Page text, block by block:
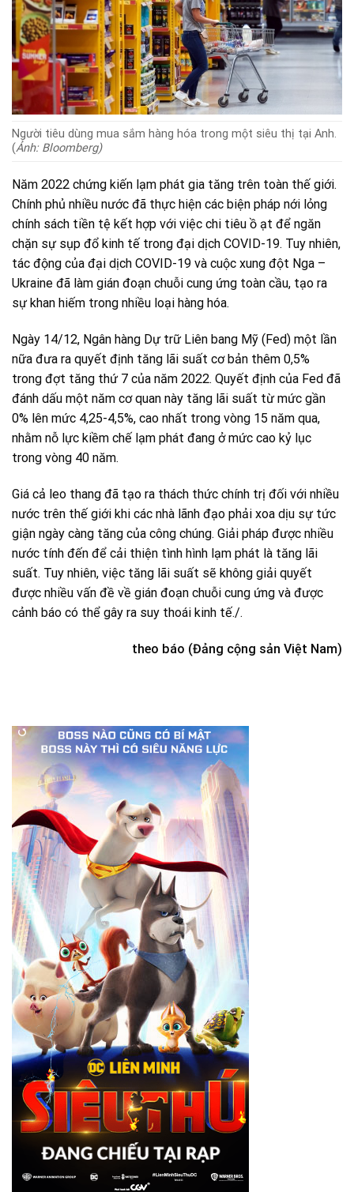
Người tiêu dùng mua sắm hàng hóa trong một siêu thị tại Anh.
(Ảnh: Bloomberg)
Năm 2022 chứng kiến lạm phát gia tăng trên toàn thế giới.
Chính phủ nhiều nước đã thực hiện các biện pháp nới lỏng
chính sách tiền tệ kết hợp với việc chi tiêu ồ ạt để ngăn
chặn sự sụp đổ kinh tế trong đại dịch COVID-19. Tuy nhiên,
tác động của đại dịch COVID-19 và cuộc xung đột Nga –
Ukraine đã làm gián đoạn chuỗi cung ứng toàn cầu, tạo ra
sự khan hiếm trong nhiều loại hàng hóa.
Ngày 14/12, Ngân hàng Dự trữ Liên bang Mỹ (Fed) một lần
nữa đưa ra quyết định tăng lãi suất cơ bản thêm 0,5%
trong đợt tăng thứ 7 của năm 2022. Quyết định của Fed đã
đánh dấu một năm cơ quan này tăng lãi suất từ mức gần
0% lên mức 4,25-4,5%, cao nhất trong vòng 15 năm qua,
nhằm nỗ lực kiềm chế lạm phát đang ở mức cao kỷ lục
trong vòng 40 năm.
Giá cả leo thang đã tạo ra thách thức chính trị đối với nhiều
nước trên thế giới khi các nhà lãnh đạo phải xoa dịu sự tức
giận ngày càng tăng của công chúng. Giải pháp được nhiều
nước tính đến để cải thiện tình hình lạm phát là tăng lãi
suất. Tuy nhiên, việc tăng lãi suất sẽ không giải quyết
được nhiều vấn đề về gián đoạn chuỗi cung ứng và được
cảnh báo có thể gây ra suy thoái kinh tế./.
theo báo (Đảng cộng sản Việt Nam)